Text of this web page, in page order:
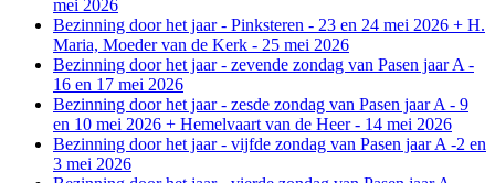
mei 2026
Bezinning door het jaar - Pinksteren - 23 en 24 mei 2026 + H.
Maria, Moeder van de Kerk - 25 mei 2026
Bezinning door het jaar - zevende zondag van Pasen jaar A -
16 en 17 mei 2026
Bezinning door het jaar - zesde zondag van Pasen jaar A - 9
en 10 mei 2026 + Hemelvaart van de Heer - 14 mei 2026
Bezinning door het jaar - vijfde zondag van Pasen jaar A -2 en
3 mei 2026